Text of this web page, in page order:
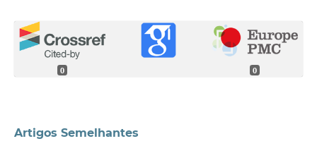
0 0
Artigos Semelhantes